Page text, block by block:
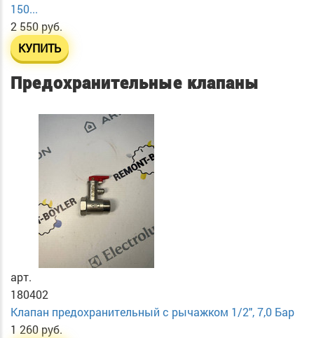
150...
2 550 руб.
КУПИТЬ
Предохранительные клапаны
арт.
180402
Клапан предохранительный с рычажком 1/2", 7,0 Бар
1 260 руб.